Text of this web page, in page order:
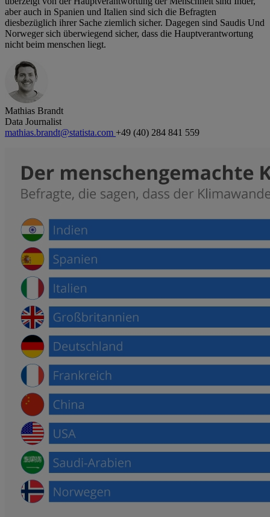
aber auch in Spanien und Italien sind sich die Befragten
diesbezüglich ihrer Sache ziemlich sicher. Dagegen sind Saudis Und
Norweger sich überwiegend sicher, dass die Hauptverantwortung
nicht beim menschen liegt.
Mathias Brandt
Data Journalist
mathias.brandt@statista.com +49 (40) 284 841 559